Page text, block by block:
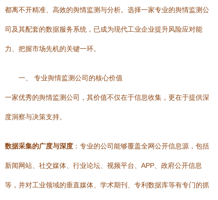
都离不开精准、高效的舆情监测与分析。选择一家专业的舆情监测公
司及其配套的数据服务系统，已成为现代工业企业提升风险应对能
力、把握市场先机的关键一环。
一、 专业舆情监测公司的核心价值
一家优秀的舆情监测公司，其价值不仅在于信息收集，更在于提供深
度洞察与决策支持。
数据采集的广度与深度 ：专业的公司能够覆盖全网公开信息源，包括
新闻网站、社交媒体、行业论坛、视频平台、APP、政府公开信息
等，并对工业领域的垂直媒体、学术期刊、专利数据库等有专门的抓